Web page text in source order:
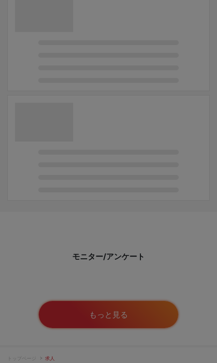
モニター/アンケート
もっと見る
トップページ 求人